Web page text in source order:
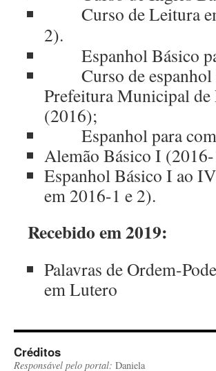
Curso de Leitura
2).
Espanhol Básico
Curso de espanhol
Prefeitura Municipal de
(2016);
Espanhol para
Alemão Básico I
Espanhol Básico I ao
em 2016-1 e 2).
Recebido em 2019:
Palavras de Ordem-
em Lutero
Créditos
Responsável pelo portal: Daniela